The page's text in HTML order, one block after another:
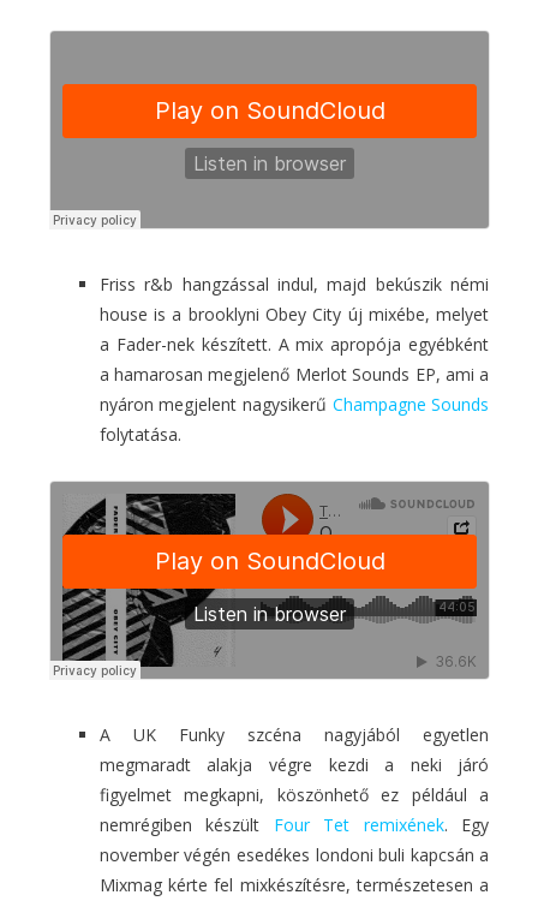
Friss r&b hangzással indul, majd bekúszik némi
house is a brooklyni Obey City új mixébe, melyet
a Fader-nek készített. A mix apropója egyébként
a hamarosan megjelenő Merlot Sounds EP, ami a
nyáron megjelent nagysikerű Champagne Sounds
folytatása.
A UK Funky szcéna nagyjából egyetlen
megmaradt alakja végre kezdi a neki járó
figyelmet megkapni, köszönhető ez például a
nemrégiben készült Four Tet remixének. Egy
november végén esedékes londoni buli kapcsán a
Mixmag kérte fel mixkészítésre, természetesen a